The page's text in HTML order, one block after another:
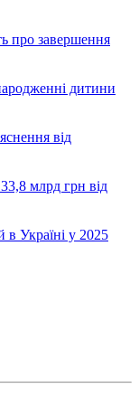
про завершення
дитини
від
млрд грн від
Україні у 2025